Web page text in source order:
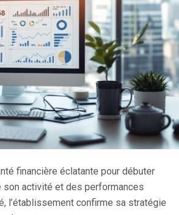
financière éclatante pour débuter
son activité et des performances
l’établissement confirme sa stratégie